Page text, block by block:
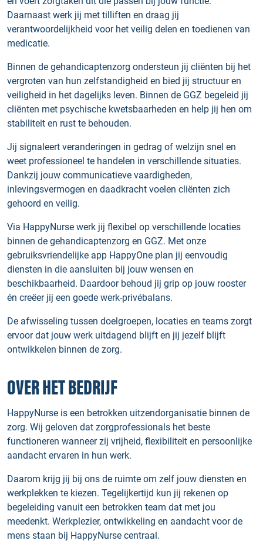
Daarnaast werk jij met tilliften en draag jij
verantwoordelijkheid voor het veilig delen en toedienen van
medicatie.
Binnen de gehandicaptenzorg ondersteun jij cliënten bij het
vergroten van hun zelfstandigheid en bied jij structuur en
veiligheid in het dagelijks leven. Binnen de GGZ begeleid jij
cliënten met psychische kwetsbaarheden en help jij hen om
stabiliteit en rust te behouden.
Jij signaleert veranderingen in gedrag of welzijn snel en
weet professioneel te handelen in verschillende situaties.
Dankzij jouw communicatieve vaardigheden,
inlevingsvermogen en daadkracht voelen cliënten zich
gehoord en veilig.
Via HappyNurse werk jij flexibel op verschillende locaties
binnen de gehandicaptenzorg en GGZ. Met onze
gebruiksvriendelijke app HappyOne plan jij eenvoudig
diensten in die aansluiten bij jouw wensen en
beschikbaarheid. Daardoor behoud jij grip op jouw rooster
én creëer jij een goede werk-privébalans.
De afwisseling tussen doelgroepen, locaties en teams zorgt
ervoor dat jouw werk uitdagend blijft en jij jezelf blijft
ontwikkelen binnen de zorg.
OVER HET BEDRIJF
HappyNurse is een betrokken uitzendorganisatie binnen de
zorg. Wij geloven dat zorgprofessionals het beste
functioneren wanneer zij vrijheid, flexibiliteit en persoonlijke
aandacht ervaren in hun werk.
Daarom krijg jij bij ons de ruimte om zelf jouw diensten en
werkplekken te kiezen. Tegelijkertijd kun jij rekenen op
begeleiding vanuit een betrokken team dat met jou
meedenkt. Werkplezier, ontwikkeling en aandacht voor de
mens staan bij HappyNurse centraal.